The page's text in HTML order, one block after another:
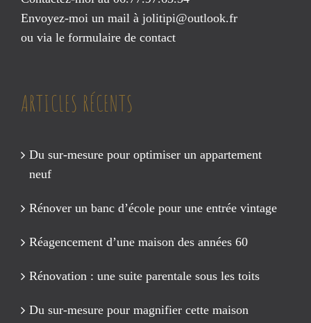
Envoyez-moi un mail à jolitipi@outlook.fr
ou via le formulaire de contact
ARTICLES RÉCENTS
Du sur-mesure pour optimiser un appartement
neuf
Rénover un banc d’école pour une entrée vintage
Réagencement d’une maison des années 60
Rénovation : une suite parentale sous les toits
Du sur-mesure pour magnifier cette maison